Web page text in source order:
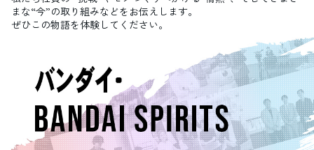
まな“今”の取り組みなどをお伝えします。
ぜひこの物語を体験してください。